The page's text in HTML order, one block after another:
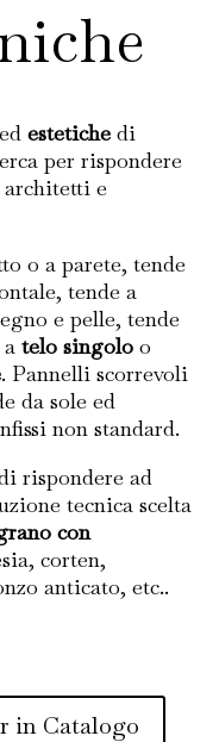
estetiche di
per rispondere
e
o a parete, tende
tende a
e pelle, tende
atelo singolo o
. Pannelli scorrevoli
da sole ed
non standard.
rispondere ad
tecnica scelta
con
corten,
anticato, etc..
in Catalogo